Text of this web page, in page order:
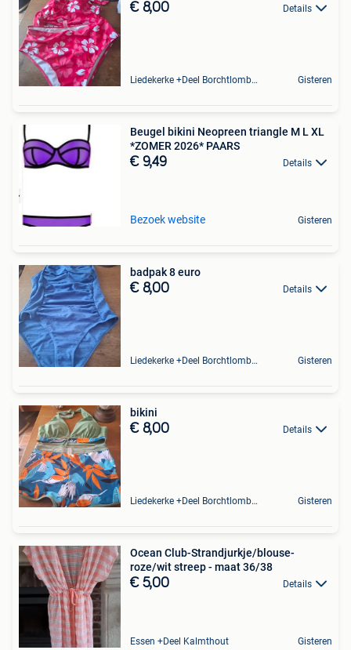
€ 8,00 Details
Liedekerke +Deel Borchtlombeek Gisteren
Beugel bikini Neopreen triangle M L XL
*ZOMER 2026* PAARS
€ 9,49 Details
Bezoek website Gisteren
badpak 8 euro
€ 8,00 Details
Liedekerke +Deel Borchtlombeek Gisteren
bikini
€ 8,00 Details
Liedekerke +Deel Borchtlombeek Gisteren
Ocean Club-Strandjurkje/blouse-
roze/wit streep - maat 36/38
€ 5,00 Details
Essen +Deel Kalmthout Gisteren